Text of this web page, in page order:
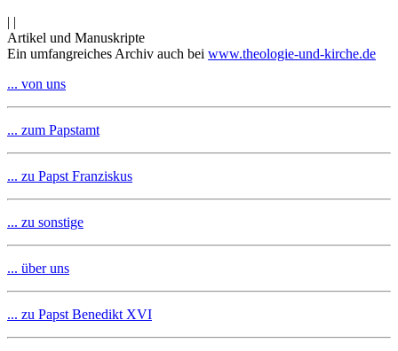
| |
Artikel und Manuskripte
Ein umfangreiches Archiv auch bei www.theologie-und-kirche.de
... von uns
... zum Papstamt
... zu Papst Franziskus
... zu sonstige
... über uns
... zu Papst Benedikt XVI